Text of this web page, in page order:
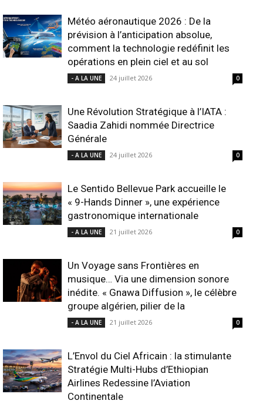
Météo aéronautique 2026 : De la
prévision à l’anticipation absolue,
comment la technologie redéfinit les
opérations en plein ciel et au sol
- A LA UNE 24 juillet 2026 0
Une Révolution Stratégique à l’IATA :
Saadia Zahidi nommée Directrice
Générale
- A LA UNE 24 juillet 2026 0
Le Sentido Bellevue Park accueille le
« 9-Hands Dinner », une expérience
gastronomique internationale
- A LA UNE 21 juillet 2026 0
Un Voyage sans Frontières en
musique… Via une dimension sonore
inédite. « Gnawa Diffusion », le célèbre
groupe algérien, pilier de la
- A LA UNE 21 juillet 2026 0
L’Envol du Ciel Africain : la stimulante
Stratégie Multi-Hubs d’Ethiopian
Airlines Redessine l’Aviation
Continentale